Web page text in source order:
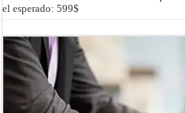
el esperado: 599$